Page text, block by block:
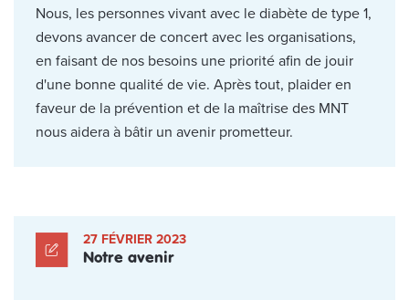
Nous, les personnes vivant avec le diabète de type 1,
devons avancer de concert avec les organisations,
en faisant de nos besoins une priorité afin de jouir
d'une bonne qualité de vie. Après tout, plaider en
faveur de la prévention et de la maîtrise des MNT
nous aidera à bâtir un avenir prometteur.
27 FÉVRIER 2023
Notre avenir